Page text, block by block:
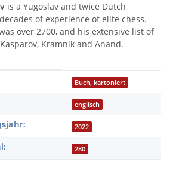
is a Yugoslav and twice Dutch
of experience of elite chess.
over 2700, and his extensive list of
Kramnik and Anand.
Buch, kartoniert
englisch
2022
280